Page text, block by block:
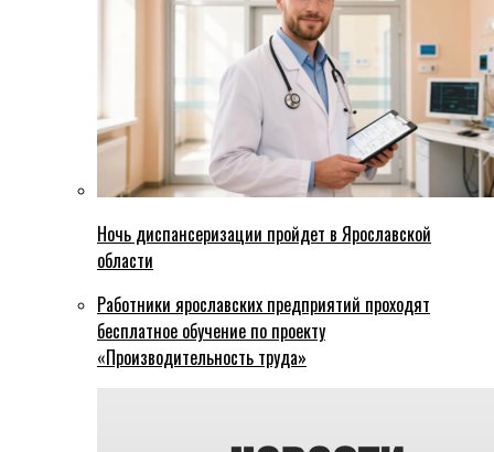
Ночь диспансеризации пройдет в Ярославской
области
Работники ярославских предприятий проходят
бесплатное обучение по проекту
«Производительность труда»